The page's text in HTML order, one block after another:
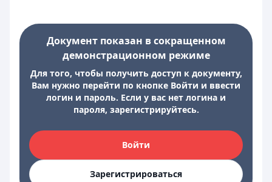
Документ показан в сокращенном
демонстрационном режиме
Для того, чтобы получить доступ к документу,
Вам нужно перейти по кнопке Войти и ввести
логин и пароль. Если у вас нет логина и
пароля, зарегистрируйтесь.
Войти
Зарегистрироваться